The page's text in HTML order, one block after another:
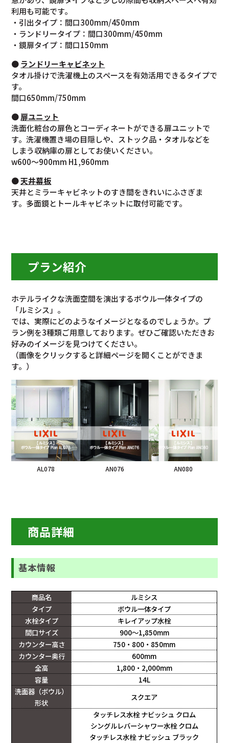
利用も可能です。
・引出タイプ：間口300mm/450mm
・ランドリータイプ：間口300mm/450mm
・鏡扉タイプ：間口150mm
●ランドリーキャビネット
タオル掛けで洗濯機上のスペースを有効活用できるタイプで
す。
間口650mm/750mm
●扉ユニット
洗面化粧台の扉色とコーディネートができる扉ユニットで
す。洗濯機置き場の目隠しや、ストック品・タオルなどを
しまう収納庫の扉としてお使いください。
w600～900mm H1,960mm
●天井幕板
天井とミラーキャビネットのすき間をきれいにふさぎま
す。多面鏡とトールキャビネットに取付可能です。
プラン紹介
ホテルライクな洗面空間を演出するボウル一体タイプの
「ルミシス」。
では、実際にどのようなイメージとなるのでしょうか。プ
ラン例を3種類ご用意しております。ぜひご確認いただきお
好みのイメージを見つけてください。
（画像をクリックすると詳細ページを開くことができま
す。）
AL078 AN076 AN080
商品詳細
基本情報
商品名
ルミシス
タイプ
ボウル一体タイプ
水栓タイプ
キレイアップ水栓
間口サイズ
900～1,850mm
カウンター高さ
750・800・850mm
カウンター奥行
600mm
全高
1,800・2,000mm
容量
14L
洗面器（ボウル）
形状
スクエア
タッチレス水栓 ナビッシュ クロム
シングルレバーシャワー水栓 クロム
タッチレス水栓 ナビッシュ ブラック